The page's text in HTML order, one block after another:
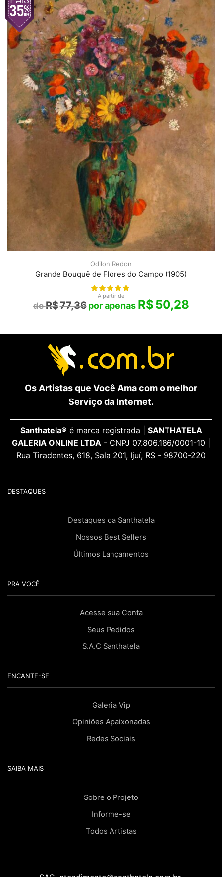
Odilon Redon
Grande Bouquê de Flores do Campo (1905)
A partir de
R$77,36 R$50,28
Os Artistas que Você Ama com o melhor
Serviço da Internet.
Santhatela® é marca registrada | SANTHATELA
GALERIA ONLINE LTDA - CNPJ 07.806.186/0001-10 |
Rua Tiradentes, 618, Sala 201, Ijuí, RS - 98700-220
DESTAQUES
Destaques da Santhatela
Nossos Best Sellers
Últimos Lançamentos
PRA VOCÊ
Acesse sua Conta
Seus Pedidos
S.A.C Santhatela
ENCANTE-SE
Galeria Vip
Opiniões Apaixonadas
Redes Sociais
SAIBA MAIS
Sobre o Projeto
Informe-se
Todos Artistas